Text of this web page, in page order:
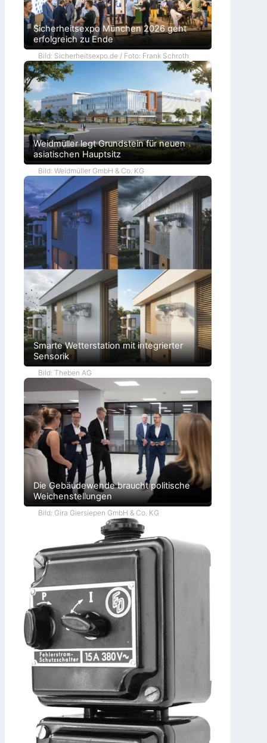
Sicherheitsexpo München 2026 geht
erfolgreich zu Ende
Bild: Sicherheitsexpo.de / Foto: Frank Schroth
Weidmüller legt Grundstein für neuen
asiatischen Hauptsitz
Bild: Weidmüller GmbH & Co. KG
Smarte Wetterstation mit integrierter
Sensorik
Bild: Theben AG
Die Gebäudewende braucht politische
Weichenstellungen
Bild: Gira Giersiepen GmbH & Co. KG